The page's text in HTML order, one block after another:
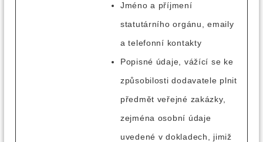
Jméno a příjmení
statutárního orgánu, emaily
a telefonní kontakty
Popisné údaje, vážící se ke
způsobilosti dodavatele plnit
předmět veřejné zakázky,
zejména osobní údaje
uvedené v dokladech, jimiž